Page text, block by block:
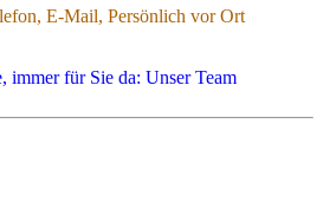
– Telefon, E-Mail, Persönlich
E-Mail, Persönlich vor Ort
immer für Sie da: Unser Team